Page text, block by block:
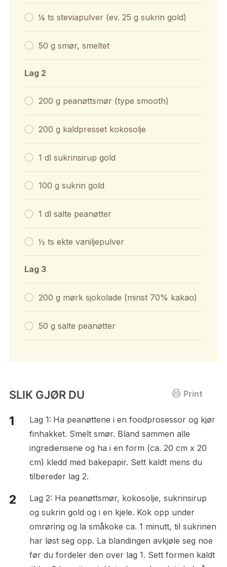
¼ ts steviapulver (ev. 25 g sukrin gold)
50 g smør, smeltet
Lag 2
200 g peanøttsmør (type smooth)
200 g kaldpresset kokosolje
1 dl sukrinsirup gold
100 g sukrin gold
1 dl salte peanøtter
½ ts ekte vaniljepulver
Lag 3
200 g mørk sjokolade (minst 70% kakao)
50 g salte peanøtter
Print
SLIK GJØR DU
Lag 1: Ha peanøttene i en foodprosessor og kjør
finhakket. Smelt smør. Bland sammen alle
ingrediensene og ha i en form (ca. 20 cm x 20
cm) kledd med bakepapir. Sett kaldt mens du
tilbereder lag 2.
Lag 2: Ha peanøttsmør, kokosolje, sukrinsirup
og sukrin gold og i en kjele. Kok opp under
omrøring og la småkoke ca. 1 minutt, til sukrinen
har løst seg opp. La blandingen avkjøle seg noe
før du fordeler den over lag 1. Sett formen kaldt